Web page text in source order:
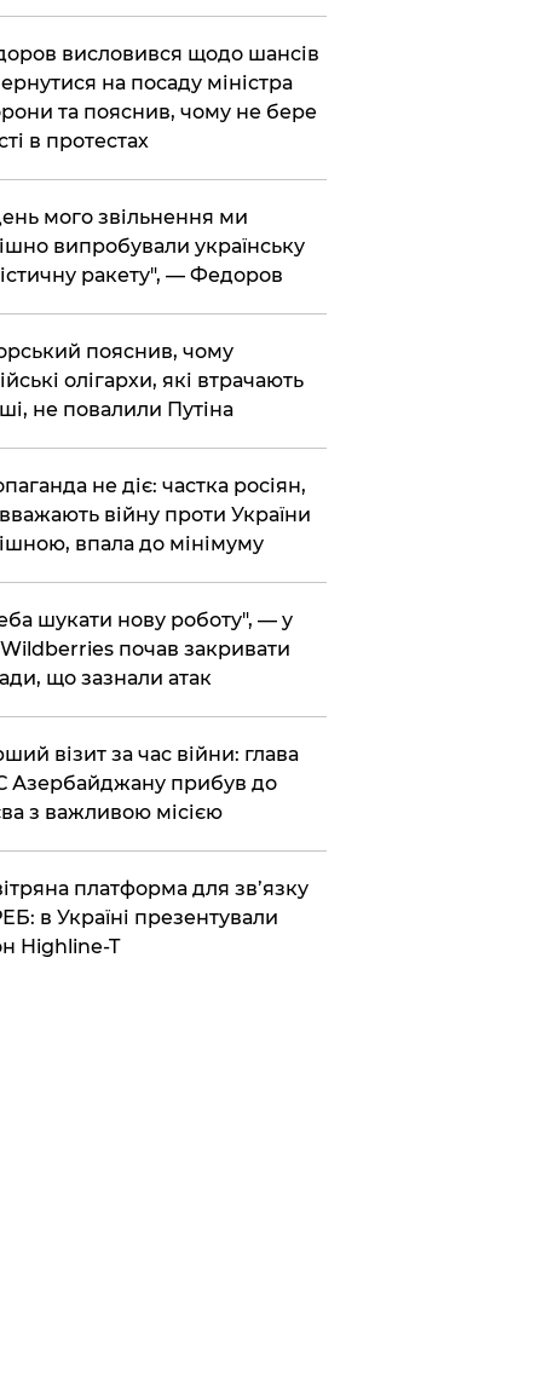
висловився щодо шансів
на посаду міністра
та пояснив, чому не бере
в протестах
мого звільнення ми
випробували українську
ракету", — Федоров
пояснив, чому
олігархи, які втрачають
не повалили Путіна
не діє: частка росіян,
війну проти України
впала до мінімуму
шукати нову роботу", — у
почав закривати
що зазнали атак
візит за час війни: глава
Азербайджану прибув до
з важливою місією
платформа для зв’язку
в Україні презентували
Highline-T